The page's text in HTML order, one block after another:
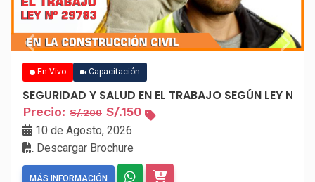
En Vivo Capacitación
Precio: S/.200 S/.150
10 de Agosto, 2026
Descargar Brochure
MÁS INFORMACIÓN